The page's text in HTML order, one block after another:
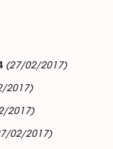
(27/02/2017)
2017)
2017)
02/2017)